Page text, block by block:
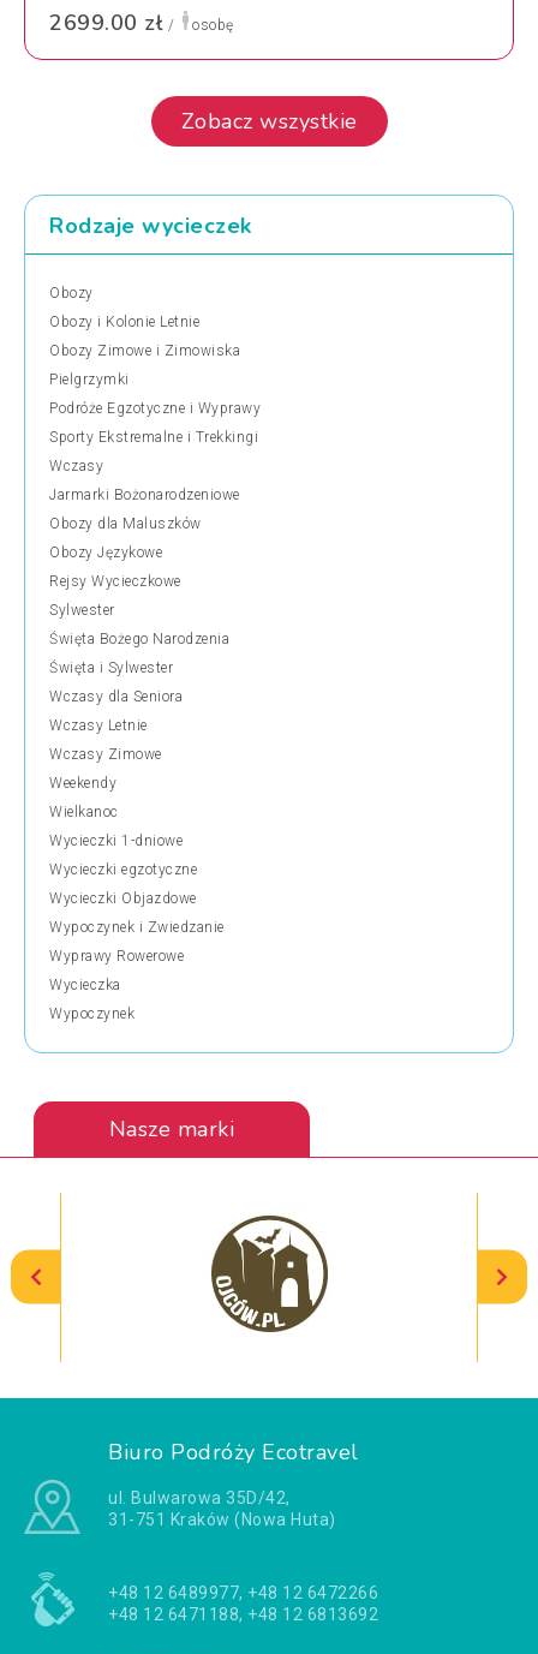
2699.00 zł / osobę
Zobacz wszystkie
Rodzaje wycieczek
Obozy
Obozy i Kolonie Letnie
Obozy Zimowe i Zimowiska
Pielgrzymki
Podróże Egzotyczne i Wyprawy
Sporty Ekstremalne i Trekkingi
Wczasy
Jarmarki Bożonarodzeniowe
Obozy dla Maluszków
Obozy Językowe
Rejsy Wycieczkowe
Sylwester
Święta Bożego Narodzenia
Święta i Sylwester
Wczasy dla Seniora
Wczasy Letnie
Wczasy Zimowe
Weekendy
Wielkanoc
Wycieczki 1-dniowe
Wycieczki egzotyczne
Wycieczki Objazdowe
Wypoczynek i Zwiedzanie
Wyprawy Rowerowe
Wycieczka
Wypoczynek
Nasze marki
Biuro Podróży Ecotravel
ul. Bulwarowa 35D/42,
31-751 Kraków (Nowa Huta)
+48 12 6489977, +48 12 6472266
+48 12 6471188, +48 12 6813692